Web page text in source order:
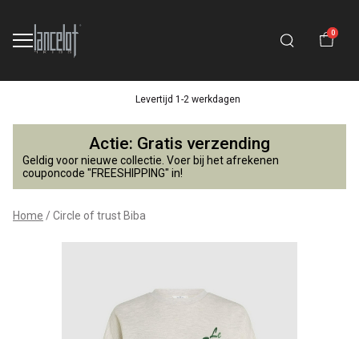
0
Levertijd 1-2 werkdagen
Circle
of
trust
Biba
Lancelot
Actie: Gratis verzending
Geldig voor nieuwe collectie. Voer bij het afrekenen
couponcode "FREESHIPPING" in!
Home Circle of trust Biba